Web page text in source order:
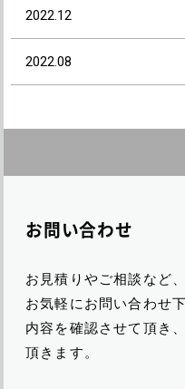
2022.12
2022.08
お問い合わせ
お見積りやご相談など
お気軽にお問い合わせ下
内容を確認させて頂き
頂きます。